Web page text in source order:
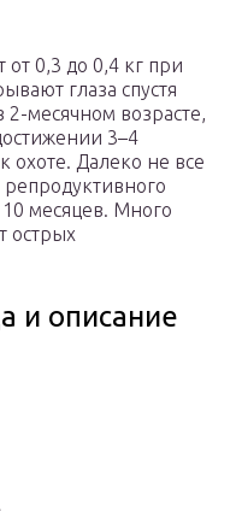
0,3 до 0,4 кг при
глаза спустя
2-месячном возрасте,
3–4
охоте. Далеко не все
10 месяцев. Много
острых
и описание